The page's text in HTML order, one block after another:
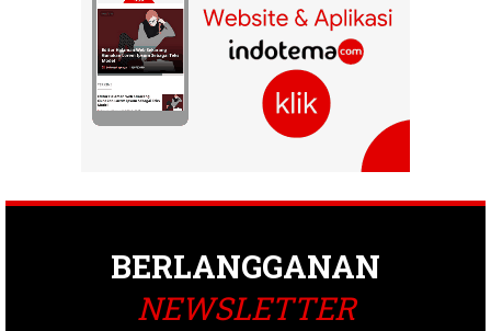
BERLANGGANAN
NEWSLETTER